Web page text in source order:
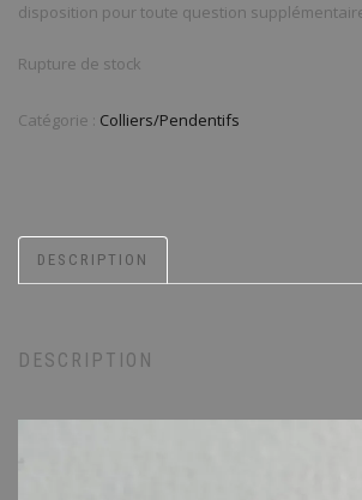
disposition pour toute question
Rupture de stock
Catégorie : Colliers/Pendentifs
DESCRIPTION
DESCRIPTION